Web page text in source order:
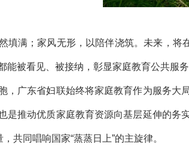
填满；家风无形，以陪伴浇筑。未来，
能被看见、被接纳，彰显家庭教育公共服务
，广东省妇联始终将家庭教育作为服务大
是推动优质家庭教育资源向基层延伸的
共同唱响国家“蒸蒸日上”的主旋律。